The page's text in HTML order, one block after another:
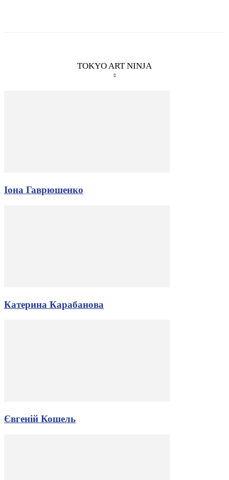
TOKYO ART NINJA
Іона Гаврюшенко
Катерина Карабанова
Євгеній Кошель